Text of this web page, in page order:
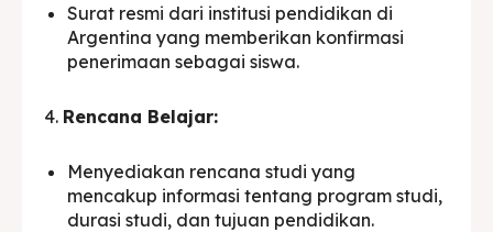
Surat resmi dari institusi pendidikan di
Argentina yang memberikan konfirmasi
penerimaan sebagai siswa.
4. Rencana Belajar:
Menyediakan rencana studi yang
mencakup informasi tentang program studi,
durasi studi, dan tujuan pendidikan.